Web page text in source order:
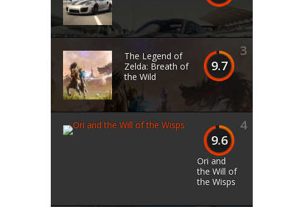
3
9.7
The Legend of
Zelda: Breath of
the Wild
4
9.6
Ori and
the Will of
the Wisps